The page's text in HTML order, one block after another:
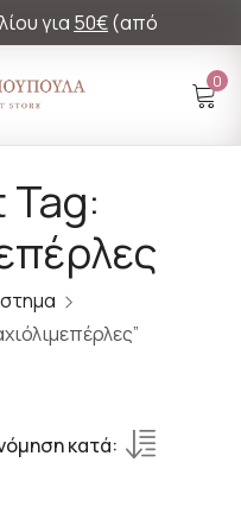
για 50€(από
0
κατά: